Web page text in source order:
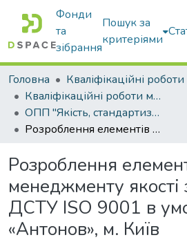
Фонди
та
зібрання
Пошук за
критеріями
Головна
Кваліфікаційні роботи
Кваліфікаційні роботи магістрів
ОПП "Якість, стандартизація та сертифікація"
Розроблення елементів системи менеджменту якості згідно вимог ДСТУ ISO 9001 в умовах ДП «Антонов», м. Київ
Розроблення
менеджменту якості
ДСТУ ISO 9001 в
«Антонов», м. Київ